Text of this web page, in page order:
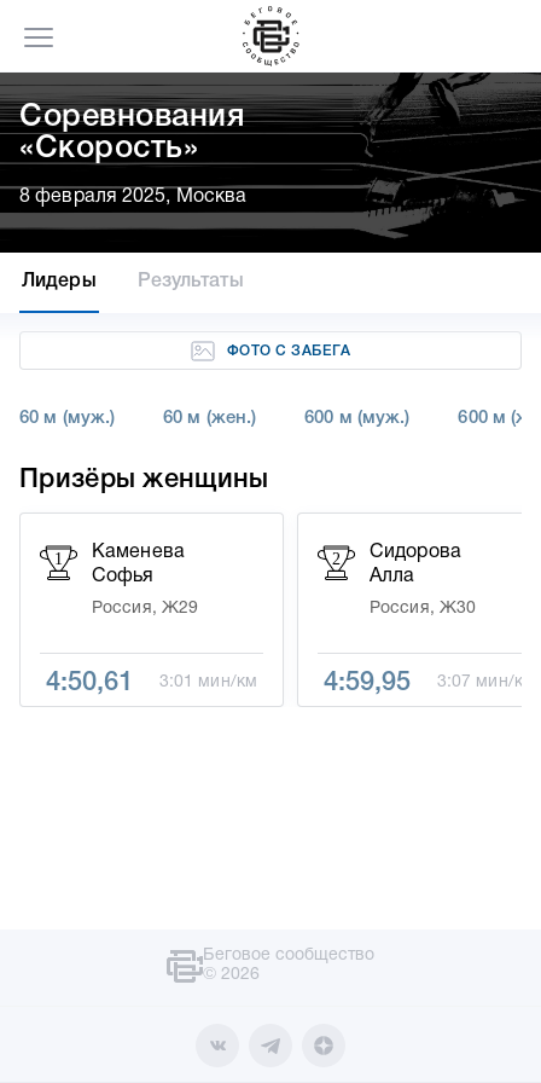
Соревнования
«Скорость»
8 февраля 2025, Москва
Лидеры Результаты
ФОТО С ЗАБЕГА
60 м (муж.) 60 м (жен.) 600 м (муж.) 600 м
Призёры женщины
1
Каменева
Софья
Россия, Ж29
4:50,61 3:01 мин/км
2
Сидорова
Алла
Россия, Ж30
4:59,95 3:07 мин/км
Беговое сообщество
© 2026